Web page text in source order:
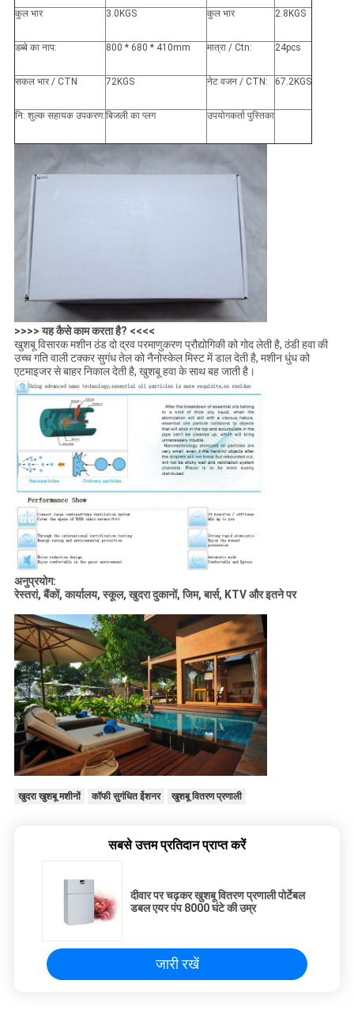
कुल भार 3.0KGS कुल भार 2.8KGS
डब्बे का नाप: 800 * 680 * 410mm मात्रा / Ctn: 24pcs
सकल भार / CTN 72KGS नेट वजन / CTN: 67.2KGS
नि: शुल्क सहायक उपकरण:बिजली का प्लग उपयोगकर्ता पुस्तिका
>>>> यह कैसे काम करता है? <<<<
खुशबू विसारक मशीन ठंड दो द्रव परमाणुकरण प्रौद्योगिकी को गोद लेती है, ठंडी हवा की
उच्च गति वाली टक्कर सुगंध तेल को नैनोस्केल मिस्ट में डाल देती है, मशीन धुंध को
एटमाइजर से बाहर निकाल देती है, खुशबू हवा के साथ बह जाती है।
अनुप्रयोग:
रेस्तरां, बैंकों, कार्यालय, स्कूल, खुदरा दुकानों, जिम, बार्स, KTV और इतने पर
खुदरा खुशबू मशीनों कॉफी सुगंधित ईेशनर खुशबू वितरण प्रणाली
सबसे उत्तम प्रतिदान प्राप्त करें
दीवार पर चढ़कर खुशबू वितरण प्रणाली पोर्टेबल
डबल एयर पंप 8000 घंटे की उम्र
जारी रखें